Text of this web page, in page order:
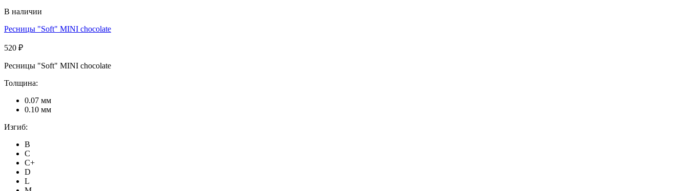
В наличии
Ресницы "Soft" MINI chocolate
520 ₽
Ресницы "Soft" MINI chocolate
Толщина:
0.07 мм
0.10 мм
Изгиб:
B
C
C+
D
L